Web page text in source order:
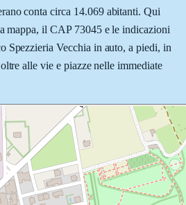
conta circa 14.069 abitanti. Qui
mappa, il CAP 73045 e le indicazioni
Spezzieria Vecchia in auto, a piedi, in
alle vie e piazze nelle immediate